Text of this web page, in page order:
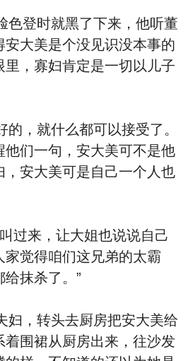
登时就黑了下来，他听董
大美是个没见识没本事的
里，寡妇肯定是一切以儿子
，就什么都可以接受了。
他们一句，安大美可不是他
，安大美可是自己一个人也
过来，让大姐也说说自己
家觉得咱们这兄弟的太霸
抹杀了。”
，转头去厨房把安大美给
着围裙从厨房出来，往沙发